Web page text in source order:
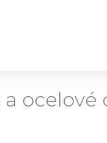
a